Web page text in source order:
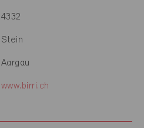
4332
Stein
Aargau
www.birri.ch